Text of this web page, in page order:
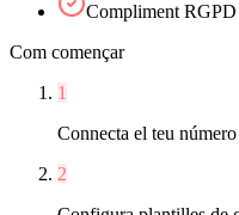
Compliment RGPD
Com començar
1
Connecta el teu
2